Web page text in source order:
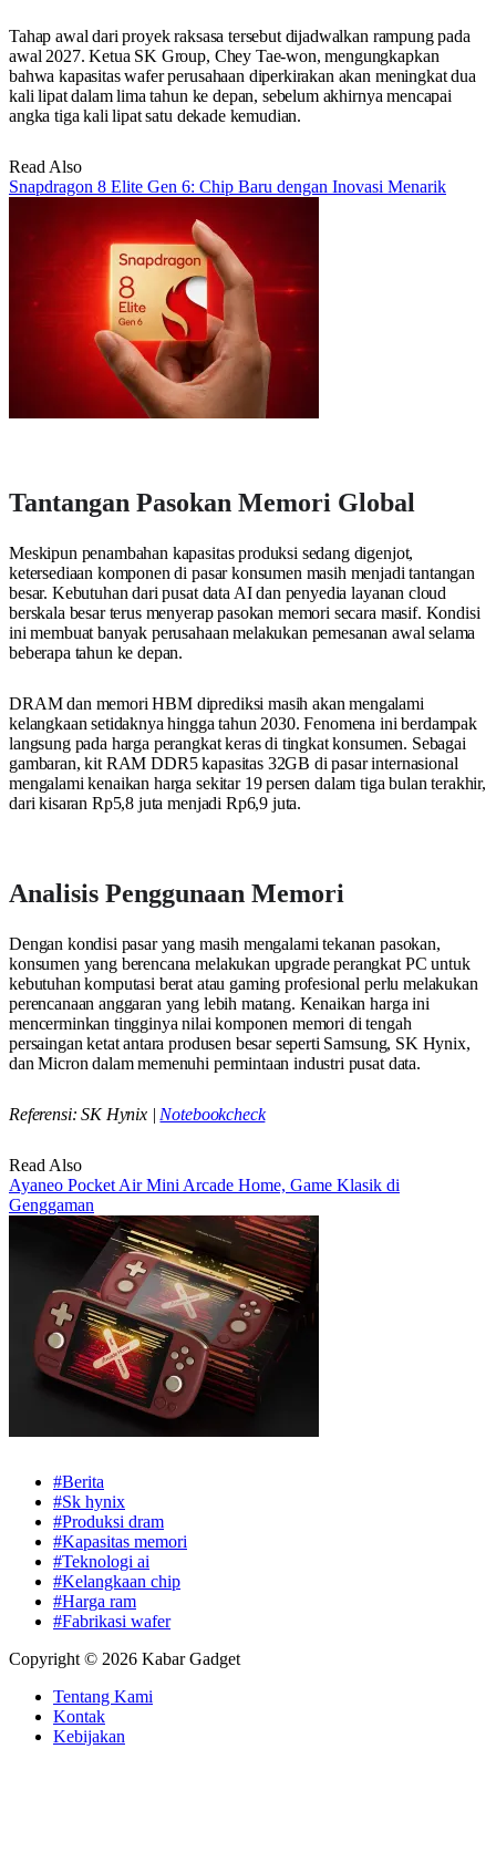
Tahap awal dari proyek raksasa tersebut dijadwalkan rampung pada
awal 2027. Ketua SK Group, Chey Tae-won, mengungkapkan
bahwa kapasitas wafer perusahaan diperkirakan akan meningkat dua
kali lipat dalam lima tahun ke depan, sebelum akhirnya mencapai
angka tiga kali lipat satu dekade kemudian.
Read Also
Snapdragon 8 Elite Gen 6: Chip Baru dengan Inovasi Menarik
Tantangan Pasokan Memori Global
Meskipun penambahan kapasitas produksi sedang digenjot,
ketersediaan komponen di pasar konsumen masih menjadi tantangan
besar. Kebutuhan dari pusat data AI dan penyedia layanan cloud
berskala besar terus menyerap pasokan memori secara masif. Kondisi
ini membuat banyak perusahaan melakukan pemesanan awal selama
beberapa tahun ke depan.
DRAM dan memori HBM diprediksi masih akan mengalami
kelangkaan setidaknya hingga tahun 2030. Fenomena ini berdampak
langsung pada harga perangkat keras di tingkat konsumen. Sebagai
gambaran, kit RAM DDR5 kapasitas 32GB di pasar internasional
mengalami kenaikan harga sekitar 19 persen dalam tiga bulan terakhir,
dari kisaran Rp5,8 juta menjadi Rp6,9 juta.
Analisis Penggunaan Memori
Dengan kondisi pasar yang masih mengalami tekanan pasokan,
konsumen yang berencana melakukan upgrade perangkat PC untuk
kebutuhan komputasi berat atau gaming profesional perlu melakukan
perencanaan anggaran yang lebih matang. Kenaikan harga ini
mencerminkan tingginya nilai komponen memori di tengah
persaingan ketat antara produsen besar seperti Samsung, SK Hynix,
dan Micron dalam memenuhi permintaan industri pusat data.
Referensi: SK Hynix | Notebookcheck
Read Also
Ayaneo Pocket Air Mini Arcade Home, Game Klasik di
Genggaman
#Berita
#Sk hynix
#Produksi dram
#Kapasitas memori
#Teknologi ai
#Kelangkaan chip
#Harga ram
#Fabrikasi wafer
Copyright © 2026 Kabar Gadget
Tentang Kami
Kontak
Kebijakan